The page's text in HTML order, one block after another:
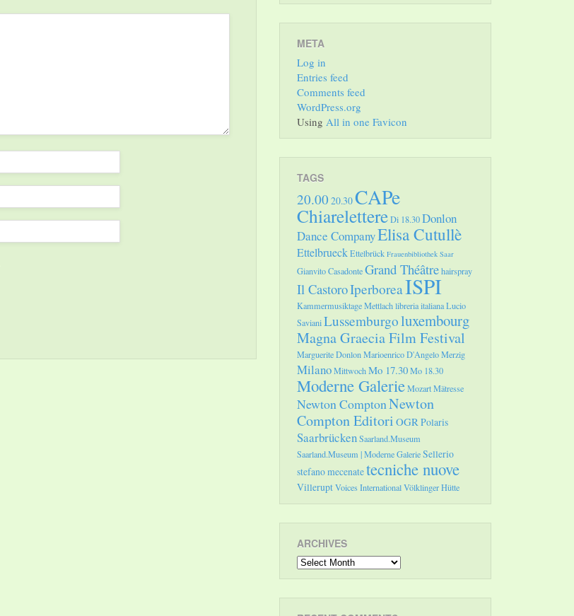
META
Log in
Entries feed
Comments feed
WordPress.org
Using All in one Favicon
TAGS
20.00 20.30CAPe
ChiarelettereDi 18.30Donlon
Dance CompanyElisa Cutullè
EttelbrueckEttelbrück Frauenbibliothek Saar
Gianvito CasadonteGrand Théâtrehairspray
Il CastoroIperboreaISPI
Kammermusiktage Mettlachlibreria italianaLucio
SavianiLussemburgoluxembourg
Magna Graecia Film Festival
Marguerite DonlonMarioenrico D'AngeloMerzig
MilanoMittwochMo 17.30Mo 18.30
Moderne GalerieMozartMätresse
Newton ComptonNewton
Compton Editori OGRPolaris
SaarbrückenSaarland.Museum
Saarland.Museum | Moderne GalerieSellerio
stefano mecenatetecniche nuove
VilleruptVoices InternationalVölklinger Hütte
ARCHIVES
Archives